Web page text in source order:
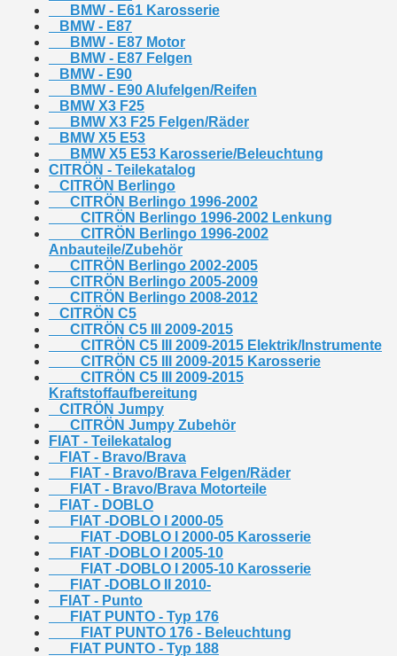
BMW - E61 Karosserie
BMW - E87
BMW - E87 Motor
BMW - E87 Felgen
BMW - E90
BMW - E90 Alufelgen/Reifen
BMW X3 F25
BMW X3 F25 Felgen/Räder
BMW X5 E53
BMW X5 E53 Karosserie/Beleuchtung
CITRÖN - Teilekatalog
CITRÖN Berlingo
CITRÖN Berlingo 1996-2002
CITRÖN Berlingo 1996-2002 Lenkung
CITRÖN Berlingo 1996-2002
Anbauteile/Zubehör
CITRÖN Berlingo 2002-2005
CITRÖN Berlingo 2005-2009
CITRÖN Berlingo 2008-2012
CITRÖN C5
CITRÖN C5 III 2009-2015
CITRÖN C5 III 2009-2015 Elektrik/Instrumente
CITRÖN C5 III 2009-2015 Karosserie
CITRÖN C5 III 2009-2015
Kraftstoffaufbereitung
CITRÖN Jumpy
CITRÖN Jumpy Zubehör
FIAT - Teilekatalog
FIAT - Bravo/Brava
FIAT - Bravo/Brava Felgen/Räder
FIAT - Bravo/Brava Motorteile
FIAT - DOBLO
FIAT -DOBLO I 2000-05
FIAT -DOBLO I 2000-05 Karosserie
FIAT -DOBLO I 2005-10
FIAT -DOBLO I 2005-10 Karosserie
FIAT -DOBLO II 2010-
FIAT - Punto
FIAT PUNTO - Typ 176
FIAT PUNTO 176 - Beleuchtung
FIAT PUNTO - Typ 188